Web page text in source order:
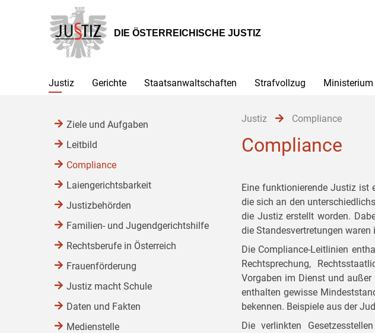
Hauptnavigation
[1]
Inhalt
[2]
Untermenü
[3]
DIE ÖSTERREICHISCHE JUSTIZ
Justiz Gerichte Staatsanwaltschaften Strafvollzug Ministerium
Justiz Compliance
Compliance
Eine funktionierende Justiz ist
die sich an den
die Justiz erstellt worden.
die Standesvertretungen
Die Compliance-Leitlinien
Rechtsprechung,
Vorgaben im Dienst und
enthalten gewisse
bekennen. Beispiele aus der
Die verlinkten
Ziele und Aufgaben
Leitbild
Compliance
Laiengerichtsbarkeit
Justizbehörden
Familien- und Jugendgerichtshilfe
Rechtsberufe in Österreich
Frauenförderung
Justiz macht Schule
Daten und Fakten
Medienstelle